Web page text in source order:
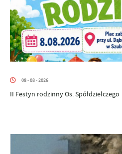
08 - 08 - 2026
II Festyn rodzinny Os. Spółdzielczego